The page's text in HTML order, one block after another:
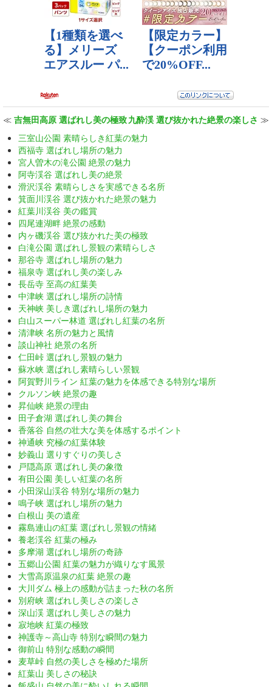
≪ 吉無田高原 選ばれし美の極致九酔渓 選び抜かれた絶景の楽しさ ≫
三室山公園 素晴らしき紅葉の魅力
西福寺 選ばれし場所の魅力
宮人曽木の滝公園 絶景の魅力
阿寺渓谷 選ばれし美の絶景
滑沢渓谷 素晴らしさを実感できる名所
箕面川渓谷 選び抜かれた絶景の魅力
紅葉川渓谷 美の鑑賞
四尾連湖畔 絶景の感動
内ヶ磯渓谷 選び抜かれた美の極致
白滝公園 選ばれし景観の素晴らしさ
那谷寺 選ばれし場所の魅力
福泉寺 選ばれし美の楽しみ
長岳寺 至高の紅葉美
中津峡 選ばれし場所の詩情
天神峡 美しき選ばれし場所の魅力
白山スーパー林道 選ばれし紅葉の名所
清津峡 名所の魅力と風情
談山神社 絶景の名所
仁田峠 選ばれし景観の魅力
蘇水峡 選ばれし素晴らしい景観
阿賀野川ライン 紅葉の魅力を体感できる特別な場所
クルソン峡 絶景の趣
昇仙峡 絶景の理由
田子倉湖 選ばれし美の舞台
香落谷 自然の壮大な美を体感するポイント
神通峡 究極の紅葉体験
妙義山 選りすぐりの美しさ
戸隠高原 選ばれし美の象徴
有田公園 美しい紅葉の名所
小田深山渓谷 特別な場所の魅力
鳴子峡 選ばれし場所の魅力
白根山 美の遺産
霧島連山の紅葉 選ばれし景観の情緒
養老渓谷 紅葉の極み
多摩湖 選ばれし場所の奇跡
五郷山公園 紅葉の魅力が織りなす風景
大雪高原温泉の紅葉 絶景の趣
大川ダム 極上の感動が詰まった秋の名所
別府峡 選ばれし美しさの楽しさ
深山渓 選ばれし美しさの魅力
寂地峡 紅葉の極致
神護寺～高山寺 特別な瞬間の魅力
御前山 特別な感動の瞬間
麦草峠 自然の美しさを極めた場所
紅葉山 美しさの秘訣